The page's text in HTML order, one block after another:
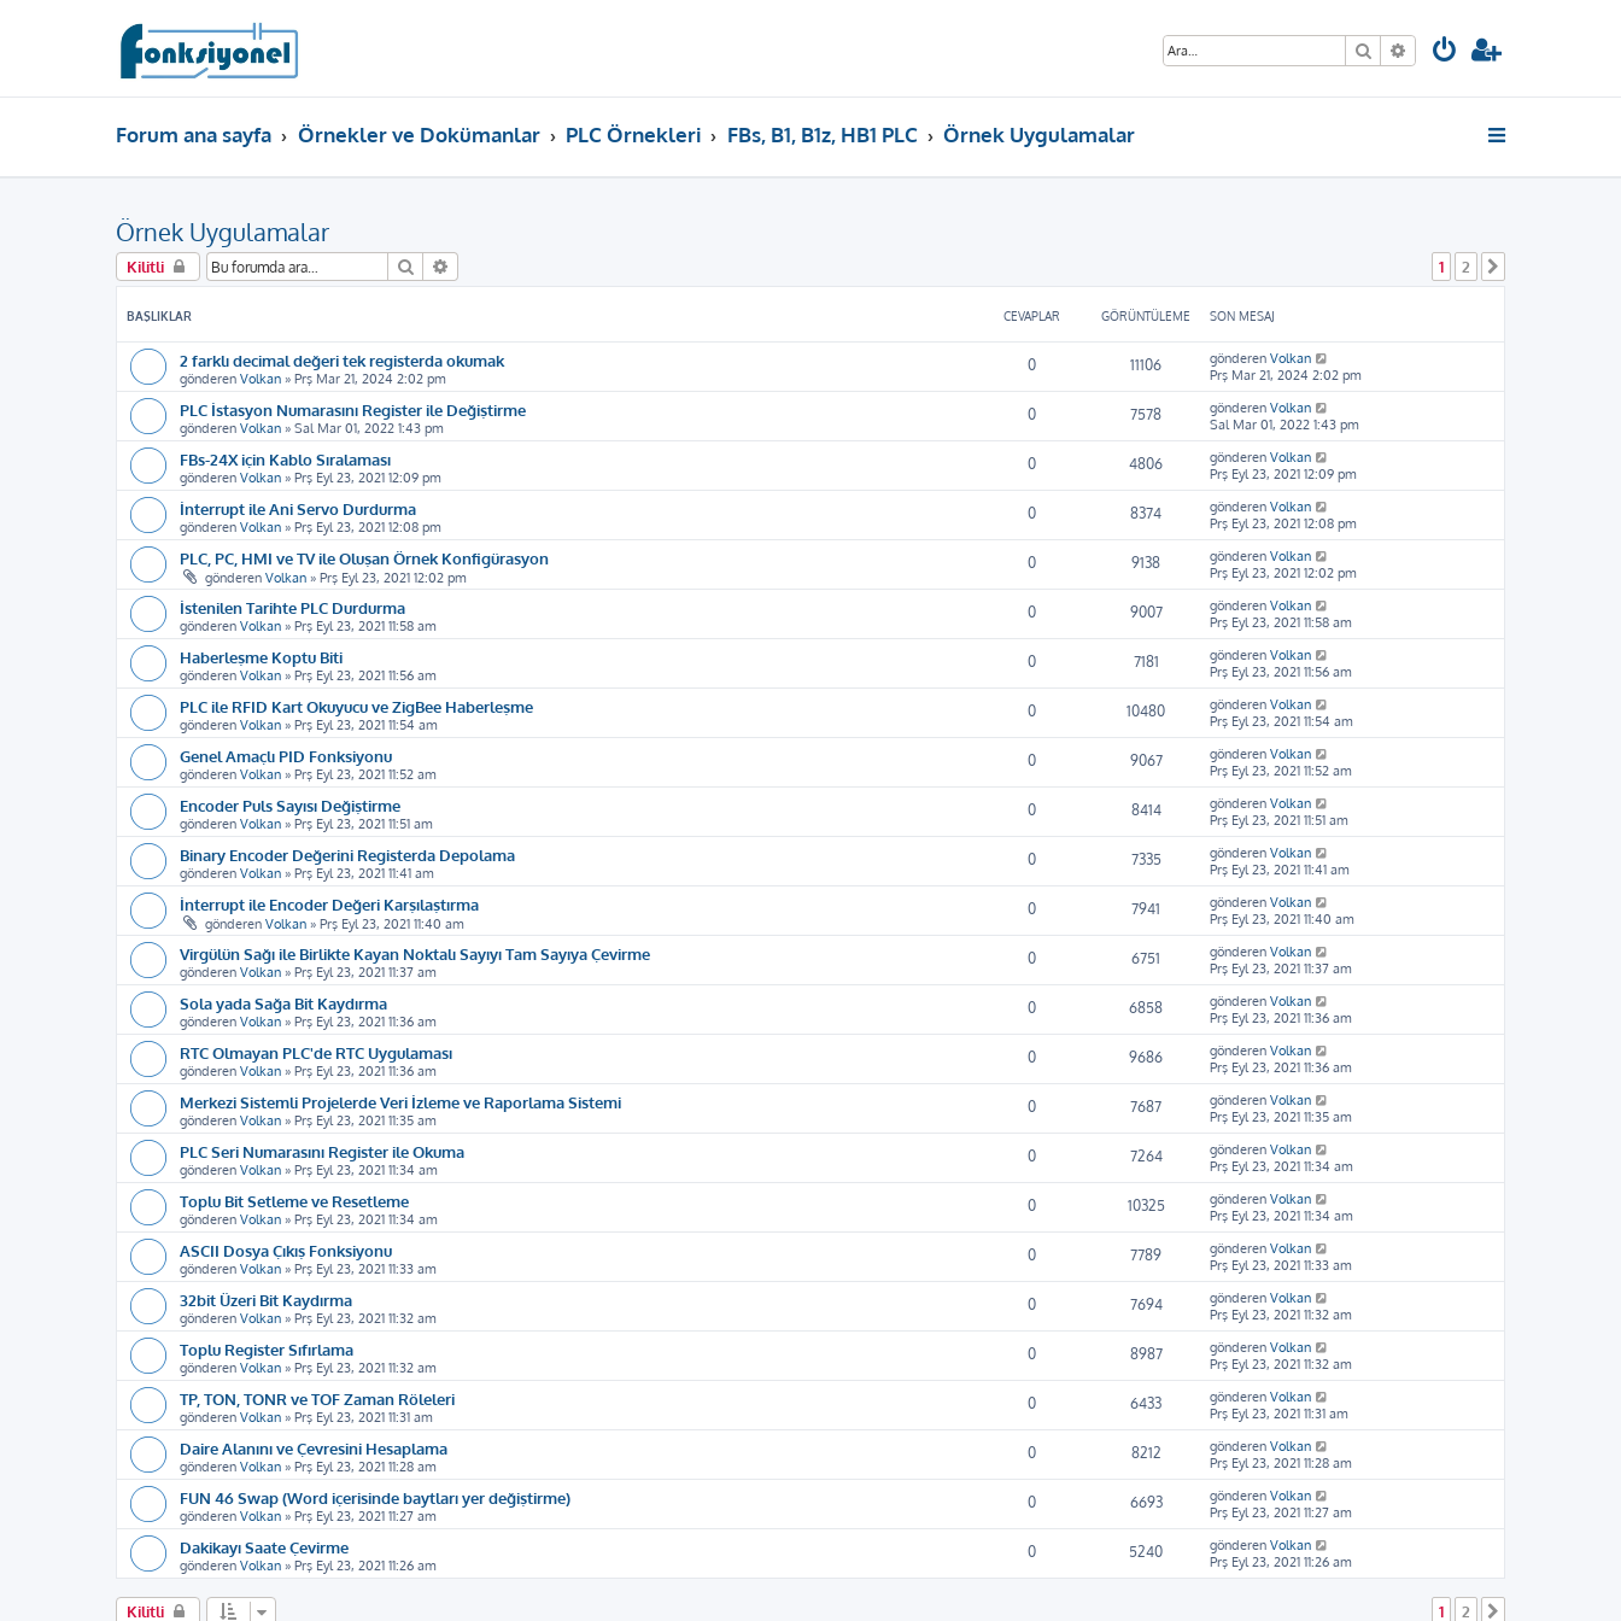
Ara Gelişmiş arama
Forum ana sayfa Örnekler ve Dokümanlar PLC Örnekleri FBs, B1, B1z, HB1 PLC Örnek Uygulamalar
Örnek Uygulamalar
Kilitli Ara 1 2
BAŞLIKLAR CEVAPLAR GÖRÜNTÜLEME SON MESAJ
2 farklı decimal değeri tek registerda okumak
gönderen Volkan » Prş Mar 21, 2024 2:02 pm
0 11106 gönderen Volkan
Prş Mar 21, 2024 2:02 pm
PLC İstasyon Numarasını Register ile Değiştirme
gönderen Volkan » Sal Mar 01, 2022 1:43 pm
0 7578 gönderen Volkan
Sal Mar 01, 2022 1:43 pm
FBs-24X için Kablo Sıralaması
gönderen Volkan » Prş Eyl 23, 2021 12:09 pm
0 4806 gönderen Volkan
Prş Eyl 23, 2021 12:09 pm
İnterrupt ile Ani Servo Durdurma
gönderen Volkan » Prş Eyl 23, 2021 12:08 pm
0 8374 gönderen Volkan
Prş Eyl 23, 2021 12:08 pm
PLC, PC, HMI ve TV ile Oluşan Örnek Konfigürasyon
gönderen Volkan » Prş Eyl 23, 2021 12:02 pm
0 9138 gönderen Volkan
Prş Eyl 23, 2021 12:02 pm
İstenilen Tarihte PLC Durdurma
gönderen Volkan » Prş Eyl 23, 2021 11:58 am
0 9007 gönderen Volkan
Prş Eyl 23, 2021 11:58 am
Haberleşme Koptu Biti
gönderen Volkan » Prş Eyl 23, 2021 11:56 am
0 7181 gönderen Volkan
Prş Eyl 23, 2021 11:56 am
PLC ile RFID Kart Okuyucu ve ZigBee Haberleşme
gönderen Volkan » Prş Eyl 23, 2021 11:54 am
0 10480 gönderen Volkan
Prş Eyl 23, 2021 11:54 am
Genel Amaçlı PID Fonksiyonu
gönderen Volkan » Prş Eyl 23, 2021 11:52 am
0 9067 gönderen Volkan
Prş Eyl 23, 2021 11:52 am
Encoder Puls Sayısı Değiştirme
gönderen Volkan » Prş Eyl 23, 2021 11:51 am
0 8414 gönderen Volkan
Prş Eyl 23, 2021 11:51 am
Binary Encoder Değerini Registerda Depolama
gönderen Volkan » Prş Eyl 23, 2021 11:41 am
0 7335 gönderen Volkan
Prş Eyl 23, 2021 11:41 am
İnterrupt ile Encoder Değeri Karşılaştırma
gönderen Volkan » Prş Eyl 23, 2021 11:40 am
0 7941 gönderen Volkan
Prş Eyl 23, 2021 11:40 am
Virgülün Sağı ile Birlikte Kayan Noktalı Sayıyı Tam Sayıya Çevirme
gönderen Volkan » Prş Eyl 23, 2021 11:37 am
0 6751 gönderen Volkan
Prş Eyl 23, 2021 11:37 am
Sola yada Sağa Bit Kaydırma
gönderen Volkan » Prş Eyl 23, 2021 11:36 am
0 6858 gönderen Volkan
Prş Eyl 23, 2021 11:36 am
RTC Olmayan PLC'de RTC Uygulaması
gönderen Volkan » Prş Eyl 23, 2021 11:36 am
0 9686 gönderen Volkan
Prş Eyl 23, 2021 11:36 am
Merkezi Sistemli Projelerde Veri İzleme ve Raporlama Sistemi
gönderen Volkan » Prş Eyl 23, 2021 11:35 am
0 7687 gönderen Volkan
Prş Eyl 23, 2021 11:35 am
PLC Seri Numarasını Register ile Okuma
gönderen Volkan » Prş Eyl 23, 2021 11:34 am
0 7264 gönderen Volkan
Prş Eyl 23, 2021 11:34 am
Toplu Bit Setleme ve Resetleme
gönderen Volkan » Prş Eyl 23, 2021 11:34 am
0 10325 gönderen Volkan
Prş Eyl 23, 2021 11:34 am
ASCII Dosya Çıkış Fonksiyonu
gönderen Volkan » Prş Eyl 23, 2021 11:33 am
0 7789 gönderen Volkan
Prş Eyl 23, 2021 11:33 am
32bit Üzeri Bit Kaydırma
gönderen Volkan » Prş Eyl 23, 2021 11:32 am
0 7694 gönderen Volkan
Prş Eyl 23, 2021 11:32 am
Toplu Register Sıfırlama
gönderen Volkan » Prş Eyl 23, 2021 11:32 am
0 8987 gönderen Volkan
Prş Eyl 23, 2021 11:32 am
TP, TON, TONR ve TOF Zaman Röleleri
gönderen Volkan » Prş Eyl 23, 2021 11:31 am
0 6433 gönderen Volkan
Prş Eyl 23, 2021 11:31 am
Daire Alanını ve Çevresini Hesaplama
gönderen Volkan » Prş Eyl 23, 2021 11:28 am
0 8212 gönderen Volkan
Prş Eyl 23, 2021 11:28 am
FUN 46 Swap (Word içerisinde baytları yer değiştirme)
gönderen Volkan » Prş Eyl 23, 2021 11:27 am
0 6693 gönderen Volkan
Prş Eyl 23, 2021 11:27 am
Dakikayı Saate Çevirme
gönderen Volkan » Prş Eyl 23, 2021 11:26 am
0 5240 gönderen Volkan
Prş Eyl 23, 2021 11:26 am
Kilitli 1 2